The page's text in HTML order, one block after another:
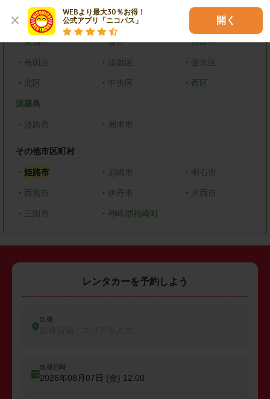
WEBより最大30％お得！
公式アプリ「ニコパス」
開く
神戸市
・東灘区 ・灘区 ・兵庫区
・ 長田区 ・ 須磨区 ・ 垂水区
・ 北区 ・ 中央区 ・ 西区
淡路島
・ 淡路市 ・ 洲本市
その他市区町村
・ 姫路市 ・ 尼崎市 ・ 明石市
・ 西宮市 ・ 伊丹市 ・ 川西市
・ 三田市 ・ 神崎郡福崎町
レンタカーを予約しよう
出発
出発日時
2026年08月07日 (金) 12:00